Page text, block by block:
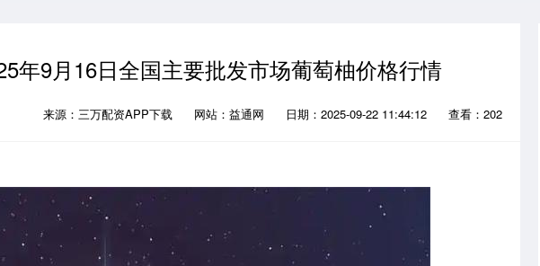
年9月16日全国主要批发市场葡萄柚价格行情
来源：三万配资APP下载 网站：益通网 日期：2025-09-22 11:44:12 查看：202